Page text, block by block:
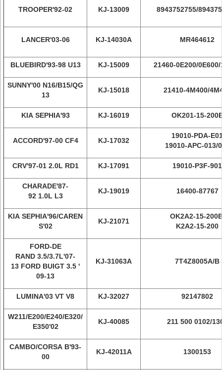
TROOPER'92-02 KJ-13009 8943752755/
LANCER'03-06 KJ-14030A MR464612
BLUEBIRD'93-98 U13 KJ-15009 21460-0E200/
SUNNY'00 N16/B15/QG
13
KJ-15018 21410-4M400/
KIA SEPHIA'93 KJ-16019 OK201-15-
ACCORD'97-00 CF4 KJ-17032
19010-PDA-
19010-APC-013/
CRV'97-01 2.0L RD1 KJ-17091 19010-P3F-901
CHARADE'87-
92 1.0L L3
KJ-19019 16400-87767
KIA SEPHIA'96/CAREN
S'02
KJ-21071
OK2A2-15-
K2A2-15-200
FORD-DE
RAND 3.5/3.7L'07-
13 FORD BUIGT 3.5 '
09-13
KJ-31063A 7T4Z8005A/B
LUMINA'03 VT V8 KJ-32027 92147802
W211/E200/E240/E320/
E350'02
KJ-40085 211 500 0102/
CAMBO/CORSA B'93-
00
KJ-42011A 1300153